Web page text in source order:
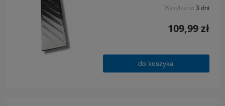
Wysyłka w: 3 dni
109,99 zł
do koszyka